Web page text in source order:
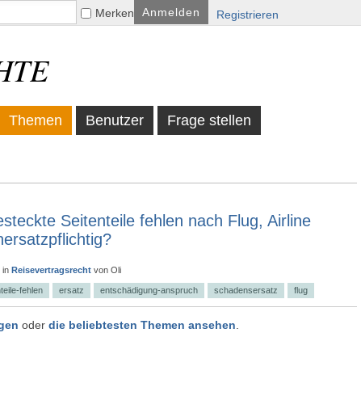
Merken Registrieren
Themen Benutzer Frage stellen
Seitenteile fehlen nach Flug, Airline
in Reisevertragsrecht von Oli
fehlen ersatz entschädigung-anspruch schadensersatz flug
oder die beliebtesten Themen ansehen.